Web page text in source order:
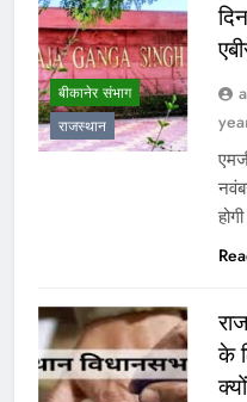
बीकानेर संभाग
राजस्थान
के